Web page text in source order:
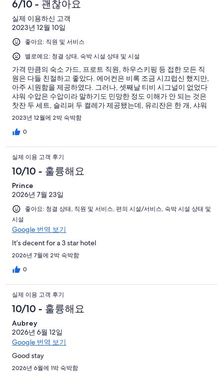
6/10 - 괜찮아요
실제 이용하신 고객
2023년 12월 10일
좋아요: 직원 및 서비스
별로예요: 청결 상태, 숙박 시설 상태 및 시설
가격 만큼의 숙소 가드, 프로트 직원, 하우스키핑 등 접한 모든 직
원은 다들 친절하고 좋았다. 에어컨은 비록 조금 시끄럽신 했지만,
아주 시원함을 제공하였다. 그러나, 셋째날 티비 시그널이 없었다
샤워 수압은 수압이라 말하기도 민망한 정도 이해가 안 되는 것은
찻잔 두 세트, 슬리퍼 두 켤레가 제공됐는데, 유리잔은 한 개, 샤워
타월 한 장, 작은 타월 한 장, 가운 한 벌이 있어서 체크 아웃 시 문제
가 되는 것 아닌가 고민하게 만들었다. 수건른 너무 낡아 있어서 쓰
지도 않고 별도의 수건을 마련했다
2023년 12월에 2박 숙박함
0
실제 이용 고객 후기
10/10 - 훌륭해요
Prince
2026년 7월 23일
좋아요: 청결 상태, 직원 및 서비스, 편의 시설/서비스, 숙박 시설 상태 및
시설
Google 번역 보기
It’s decent for a 3 star hotel
2026년 7월에 2박 숙박함
0
실제 이용 고객 후기
10/10 - 훌륭해요
Aubrey
2026년 6월 12일
Google 번역 보기
Good stay
2026년 6월에 1박 숙박함